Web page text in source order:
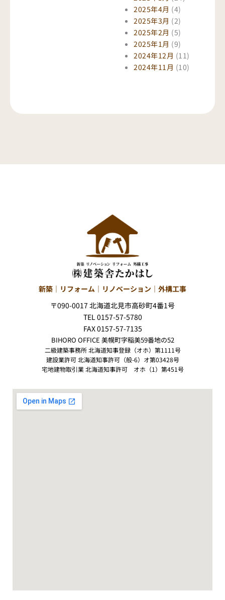
2025年4月 (4)
2025年3月 (2)
2025年2月 (5)
2025年1月 (9)
2024年12月 (11)
2024年11月 (10)
新築｜リフォーム｜リノベーション｜外構工事
〒090-0017 北海道北見市高砂町4番1号
TEL 0157-57-5780
FAX 0157-57-7135
BIHORO OFFICE 美幌町字稲美59番地の52
二級建築事務所 北海道知事登録（オホ）第1111号
建設業許可 北海道知事許可（般-6）オ第03428号
宅地建物取引業 北海道知事許可 オホ（1）第451号